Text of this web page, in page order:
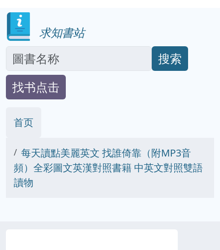
求知書站
搜索
找书点击
首页
每天讀點美麗英文 找誰倚靠（附MP3音
頻）全彩圖文英漢對照書籍 中英文對照雙語
讀物